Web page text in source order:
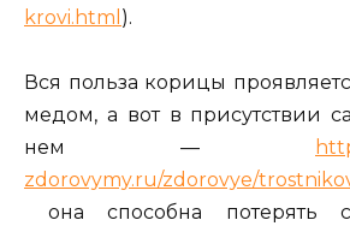
krovi.html ).
Вся польза корицы
медом, а вот в присутствии
нем —
zdorovymy.ru/zdorovye/
она способна потерять